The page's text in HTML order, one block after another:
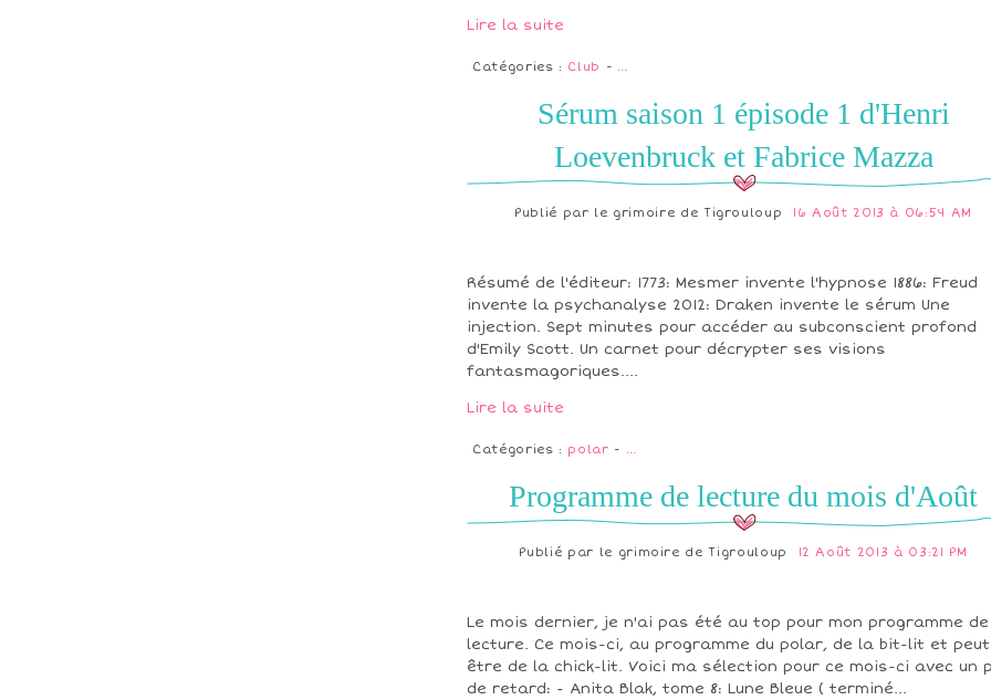
Lire la suite
Catégories : Club - …
Sérum saison 1 épisode 1 d'Henri
Loevenbruck et Fabrice Mazza
Publié par le grimoire de Tigrouloup 16 Août 2013 à 06:54 AM
Résumé de l'éditeur: 1773: Mesmer invente l'hypnose 1886: Freud
invente la psychanalyse 2012: Draken invente le sérum Une
injection. Sept minutes pour accéder au subconscient profond
d'Emily Scott. Un carnet pour décrypter ses visions
fantasmagoriques....
Lire la suite
Catégories : polar - …
Programme de lecture du mois d'Août
Publié par le grimoire de Tigrouloup 12 Août 2013 à 03:21 PM
Le mois dernier, je n'ai pas été au top pour mon programme de
lecture. Ce mois-ci, au programme du polar, de la bit-lit et
être de la chick-lit. Voici ma sélection pour ce mois-ci avec un
de retard: - Anita Blak, tome 8: Lune Bleue ( terminé...